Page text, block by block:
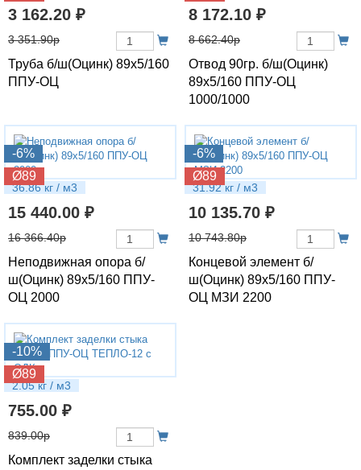
3 162.20 ₽
3 351.90р
Труба б/ш(Оцинк) 89х5/160
ППУ-ОЦ
8 172.10 ₽
8 662.40р
Отвод 90гр. б/ш(Оцинк)
89х5/160 ППУ-ОЦ
1000/1000
-6%
Ø89
36.86 кг / м3
15 440.00 ₽
16 366.40р
Неподвижная опора б/
ш(Оцинк) 89х5/160 ППУ-
ОЦ 2000
-6%
Ø89
31.92 кг / м3
10 135.70 ₽
10 743.80р
Концевой элемент б/
ш(Оцинк) 89х5/160 ППУ-
ОЦ МЗИ 2200
-10%
Ø89
2.05 кг / м3
755.00 ₽
839.00р
Комплект заделки стыка